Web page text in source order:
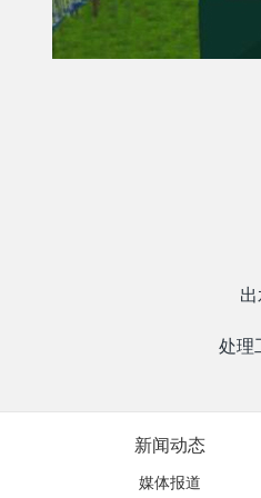
处理
新闻动态
媒体报道